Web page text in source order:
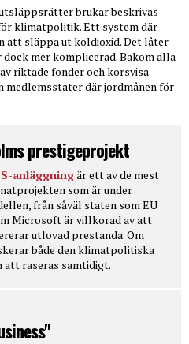
brukar beskrivas
klimatpolitik. Ett system där
att släppa ut koldioxid. Det låter
mer komplicerad. Bakom alla
riktade fonder och korsvisa
medlemsstater där jordmånen för
prestigeprojekt
anläggningär ett av de mest
som är under
från såväl staten som EU
Microsoft är villkorad av att
utlovad prestanda. Om
både den klimatpolitiska
raseras samtidigt.